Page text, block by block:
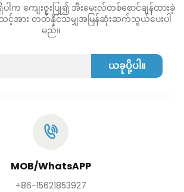
ပါက ကျေးဇူးပြု၍ အီးမေးလ်တစ်စောင်ချန်ထားခဲ့
အား တတ်နိုင်သမျှအမြန်ဆုံးဆက်သွယ်ပေးပါ
မည်။
ယခုပို့ပါ။
MOB/WhatsAPP
+86-15621853927